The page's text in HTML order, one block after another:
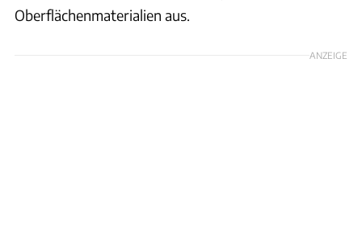
Oberflächenmaterialien aus.
ANZEIGE